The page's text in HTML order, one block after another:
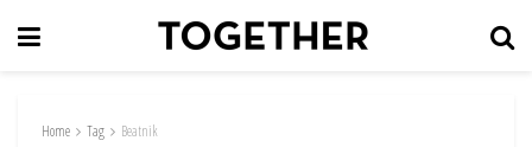
Home Tag Beatnik